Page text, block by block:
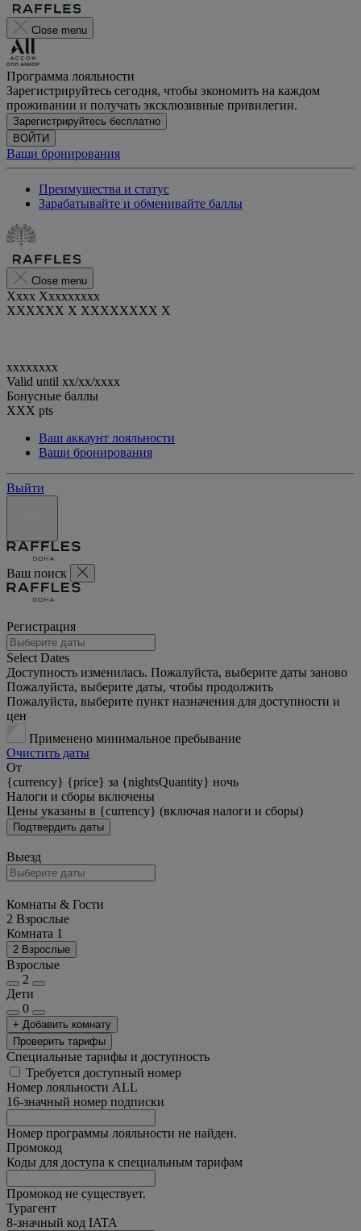
Close menu
Программа лояльности
Зарегистрируйтесь сегодня, чтобы экономить на каждом
проживании и получать эксклюзивные привилегии.
Зарегистрируйтесь бесплатно
ВОЙТИ
Ваши бронирования
Преимущества и статус
Зарабатывайте и обменивайте баллы
Close menu
Xxxx Xxxxxxxxx
XXXXXX X XXXXXXXX X
xxxxxxxx
Valid until xx/xx/xxxx
Бонусные баллы
XXX pts
Ваш аккаунт лояльности
Ваши бронирования
Выйти
Ваш поиск
Регистрация
Select Dates
Доступность изменилась. Пожалуйста, выберите даты заново
Пожалуйста, выберите даты, чтобы продолжить
Пожалуйста, выберите пункт назначения для доступности и
цен
Применено минимальное пребывание
Очистить даты
От
{currency} {price} за {nightsQuantity} ночь
Налоги и сборы включены
Цены указаны в {currency} (включая налоги и сборы)
Подтвердить даты
Выезд
Комнаты & Гости
2 Взрослые
Комната 1
2 Взрослые
Взрослые
2
Дети
0
+ Добавить комнату
Проверить тарифы
Специальные тарифы и доступность
Требуется доступный номер
Номер лояльности ALL
16-значный номер подписки
Номер программы лояльности не найден.
Промокод
Коды для доступа к специальным тарифам
Промокод не существует.
Турагент
8-значный код IATA